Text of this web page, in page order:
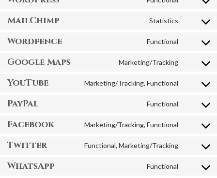
Consent
service
MailChimp Statistics
Consent
service
Wordfence Functional
Consent
service
Google Maps Marketing/Tracking
Consent
service
YouTube Marketing/Tracking, Functional
Consent
service
PayPal Functional
Consent
service
Facebook Marketing/Tracking, Functional
Consent
service
Twitter Functional, Marketing/Tracking
Consent
service
WhatsApp Functional
Consent